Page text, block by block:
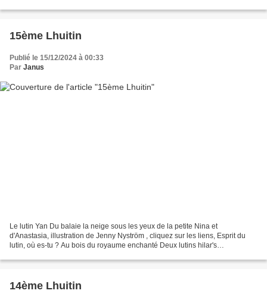
15ème Lhuitin
Publié le 15/12/2024 à 00:33
Par Janus
Le lutin Yan Du balaie la neige sous les yeux de la petite Nina et
d'Anastasia, illustration de Jenny Nyström , cliquez sur les liens, Esprit du
lutin, où es-tu ? Au bois du royaume enchanté Deux lutins hilar's
14ème Lhuitin